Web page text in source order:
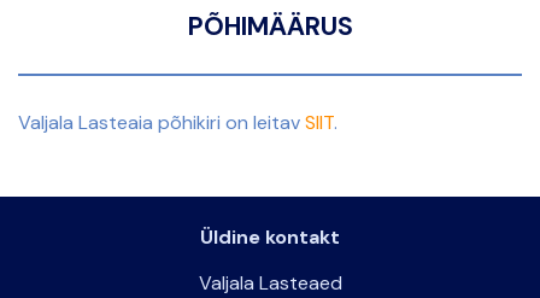
PÕHIMÄÄRUS
Valjala Lasteaia põhikiri on leitavSIIT.
Üldine kontakt
Valjala Lasteaed